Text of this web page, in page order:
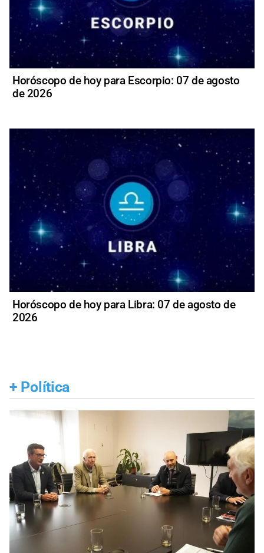
Horóscopo de hoy para Escorpio: 07 de agosto
de 2026
Horóscopo de hoy para Libra: 07 de agosto de
2026
+ Política